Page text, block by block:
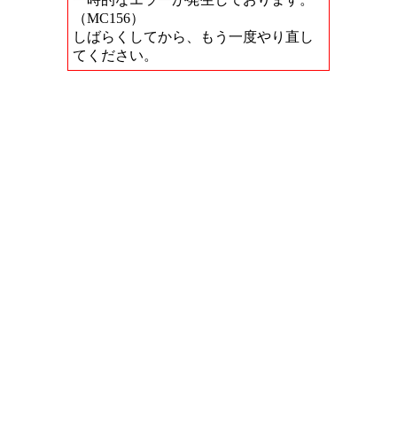
（MC156）
しばらくしてから、もう一度やり直し
てください。